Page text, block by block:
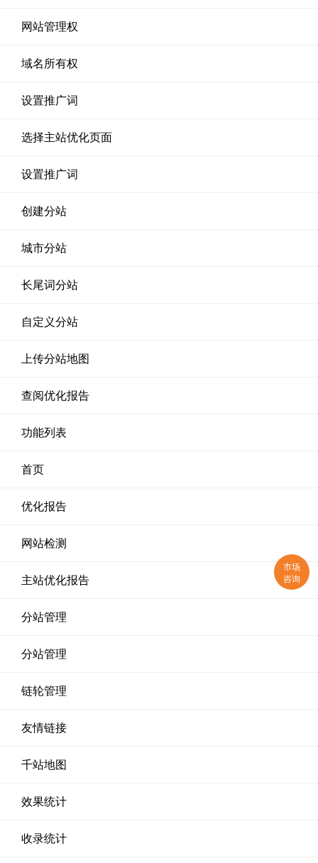
网站管理权
域名所有权
设置推广词
选择主站优化页面
设置推广词
创建分站
城市分站
长尾词分站
自定义分站
上传分站地图
查阅优化报告
功能列表
首页
优化报告
网站检测
主站优化报告
分站管理
分站管理
链轮管理
友情链接
千站地图
效果统计
收录统计
市场
咨询